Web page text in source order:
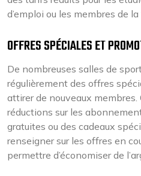
d’emploi ou les membres de la
OFFRES SPÉCIALES ET
De nombreuses salles de
régulièrement des offres
attirer de nouveaux membres.
réductions sur les
gratuites ou des cadeaux
renseigner sur les offres en
permettre d’économiser de